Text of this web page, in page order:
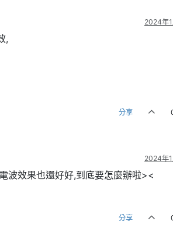
2024年
,
分享
2024年
波效果也還好好,到底要怎麼辦啦><
分享